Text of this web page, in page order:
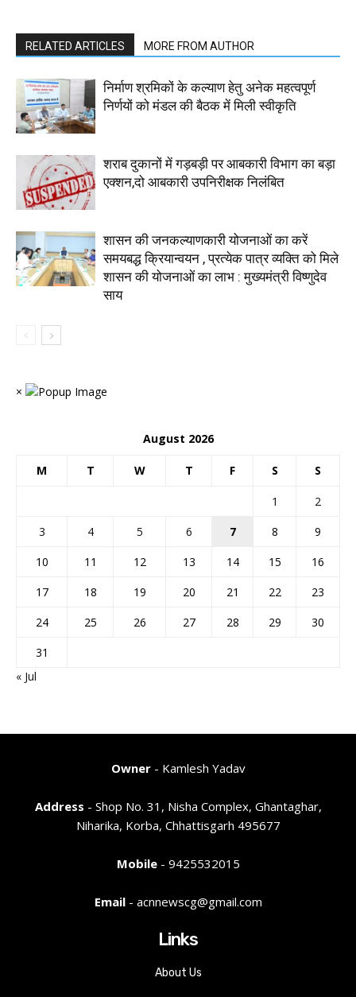
RELATED ARTICLES MORE FROM AUTHOR
निर्माण श्रमिकों के कल्याण हेतु अनेक महत्वपूर्ण
निर्णयों को मंडल की बैठक में मिली स्वीकृति
शराब दुकानों में गड़बड़ी पर आबकारी विभाग का बड़ा
एक्शन,दो आबकारी उपनिरीक्षक निलंबित
शासन की जनकल्याणकारी योजनाओं का करें
समयबद्ध क्रियान्वयन , प्रत्येक पात्र व्यक्ति को मिले
शासन की योजनाओं का लाभ : मुख्यमंत्री विष्णुदेव
साय
×
August 2026
M T W T F S S
1
2
3
4 5 6 7 8
9
10
11 12 13 14 15
16
17
18 19 20 21 22
23
24
25 26 27 28 29
30
31
« Jul
Owner- Kamlesh Yadav
Address - Shop No. 31, Nisha Complex, Ghantaghar,
Niharika, Korba, Chhattisgarh 495677
Mobile- 9425532015
Email- acnnewscg@gmail.com
Links
About Us